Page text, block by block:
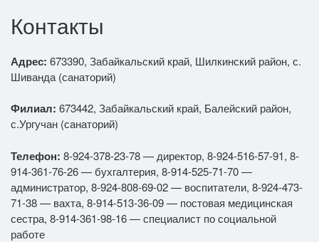
Контакты
Адрес: 673390, Забайкальский край, Шилкинский район, с.
Шиванда (санаторий)
Филиал: 673442, Забайкальский край, Балейский район,
с.Ургучан (санаторий)
Телефон: 8-924-378-23-78 — директор, 8-924-516-57-91, 8-
914-361-76-26 — бухгалтерия, 8-914-525-71-70 —
администратор, 8-924-808-69-02 — воспитатели, 8-924-473-
71-38 — вахта, 8-914-513-36-09 — постовая медицинская
сестра, 8-914-361-98-16 — специалист по социальной
работе